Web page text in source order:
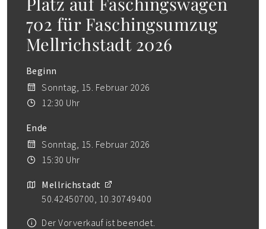
702 für Faschingsumzug
Mellrichstadt 2026
Beginn
Sonntag, 15. Februar 2026
12:30 Uhr
Ende
Sonntag, 15. Februar 2026
15:30 Uhr
Mellrichstadt
50.42450700, 10.30749400
Der Vorverkauf ist beendet.